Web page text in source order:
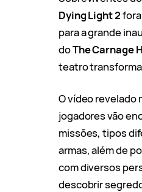
Dying Light 2
para a grande
doThe Carnage
teatro
O vídeo revelado
jogadores vão
missões, tipos
armas, além de
com diversos
descobrir